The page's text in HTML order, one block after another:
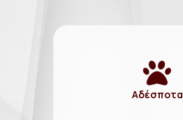
Αδέσποτα